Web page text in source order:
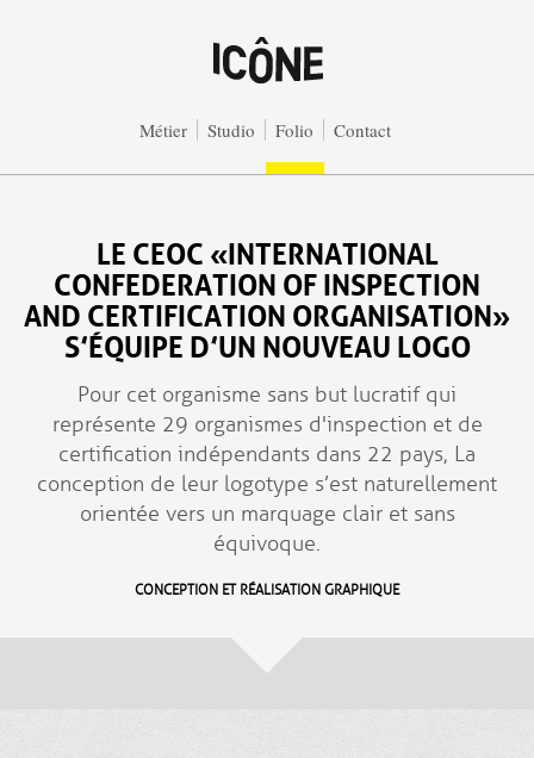
Métier Studio Folio Contact
LE CEOC «INTERNATIONAL
CONFEDERATION OF INSPECTION
AND CERTIFICATION ORGANISATION»
S’ÉQUIPE D’UN NOUVEAU LOGO
Pour cet organisme sans but lucratif qui
représente 29 organismes d'inspection et de
certification indépendants dans 22 pays, La
conception de leur logotype s’est naturellement
orientée vers un marquage clair et sans
équivoque.
CONCEPTION ET RÉALISATION GRAPHIQUE